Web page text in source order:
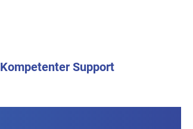
Kompetenter Support